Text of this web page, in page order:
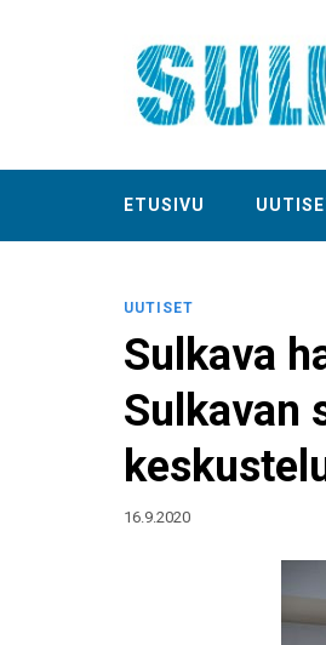
ETUSIVU
UUTISET
Sulkava
Sulkavan
16.9.2020